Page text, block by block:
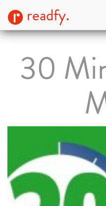
readfy.
30